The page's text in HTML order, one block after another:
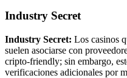
Industry Secret
Industry Secret: Los casinos
suelen asociarse con
cripto‑friendly; sin embargo,
verificaciones adicionales por